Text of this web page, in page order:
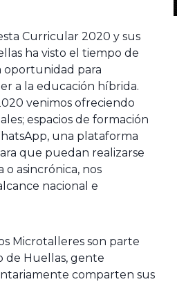
Curricular 2020 y sus
ha visto el tiempo de
oportunidad para
a la educación híbrida.
venimos ofreciendo
espacios de formación
una plataforma
que puedan realizarse
o asincrónica, nos
nacional e
Microtalleres son parte
de Huellas, gente
comparten sus